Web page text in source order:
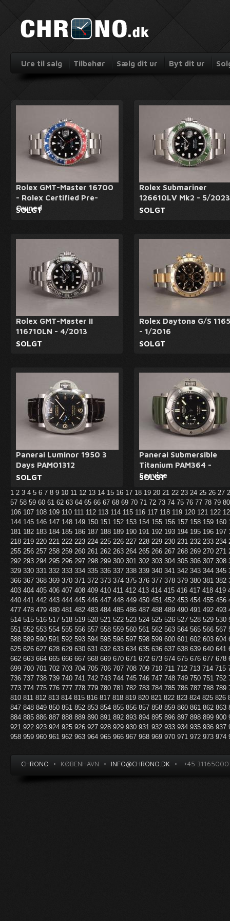
Ure til salg Tilbehør Sælg dit ur Byt dit ur
Rolex GMT-Master 16700
- Rolex Certified Pre-
Owned
SOLGT
Rolex Submariner
126610LV Mk2 - 5/2023
SOLGT
Rolex GMT-Master II
116710LN - 4/2013
SOLGT
Rolex Daytona G/S
- 1/2016
SOLGT
Panerai Luminor 1950 3
Days PAM01312
SOLGT
Panerai Submersible
Titanium PAM364 -
Service
SOLGT
1 2 3 4 5 6 7 8 9 10 11 12 13 14 15 16 17 18 19 20 21 22 23 24 25 26 27
57 58 59 60 61 62 63 64 65 66 67 68 69 70 71 72 73 74 75 76 77 78 79
106 107 108 109 110 111 112 113 114 115 116 117 118 119 120 121 122
144 145 146 147 148 149 150 151 152 153 154 155 156 157 158 159 160
181 182 183 184 185 186 187 188 189 190 191 192 193 194 195 196 197
218 219 220 221 222 223 224 225 226 227 228 229 230 231 232 233 234
255 256 257 258 259 260 261 262 263 264 265 266 267 268 269 270 271
292 293 294 295 296 297 298 299 300 301 302 303 304 305 306 307 308
329 330 331 332 333 334 335 336 337 338 339 340 341 342 343 344 345
366 367 368 369 370 371 372 373 374 375 376 377 378 379 380 381 382
403 404 405 406 407 408 409 410 411 412 413 414 415 416 417 418 419
440 441 442 443 444 445 446 447 448 449 450 451 452 453 454 455 456
477 478 479 480 481 482 483 484 485 486 487 488 489 490 491 492 493
514 515 516 517 518 519 520 521 522 523 524 525 526 527 528 529 530
551 552 553 554 555 556 557 558 559 560 561 562 563 564 565 566 567
588 589 590 591 592 593 594 595 596 597 598 599 600 601 602 603 604
625 626 627 628 629 630 631 632 633 634 635 636 637 638 639 640 641
662 663 664 665 666 667 668 669 670 671 672 673 674 675 676 677 678
699 700 701 702 703 704 705 706 707 708 709 710 711 712 713 714 715
736 737 738 739 740 741 742 743 744 745 746 747 748 749 750 751 752
773 774 775 776 777 778 779 780 781 782 783 784 785 786 787 788 789
810 811 812 813 814 815 816 817 818 819 820 821 822 823 824 825 826
847 848 849 850 851 852 853 854 855 856 857 858 859 860 861 862 863
884 885 886 887 888 889 890 891 892 893 894 895 896 897 898 899 900
921 922 923 924 925 926 927 928 929 930 931 932 933 934 935 936 937
958 959 960 961 962 963 964 965 966 967 968 969 970 971 972 973 974
CHRONO • KØBENHAVN • INFO@CHRONO.DK • +45 31165000